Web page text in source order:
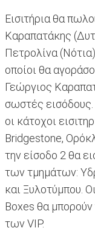
Εισιτήρια θα
Καραπατάκης
Πετρολίνα
οποίοι θα
Γεώργιος
σωστές εισόδους.
οι κάτοχοι
Bridgestone,
την είσοδο 2 θα
των τμημάτων:
και Ξυλοτύμπου.
Βoxes θα μπορούν
των VIP.